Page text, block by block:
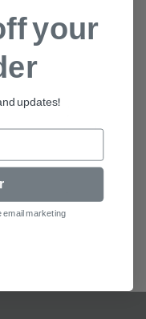
your
updates!
email marketing